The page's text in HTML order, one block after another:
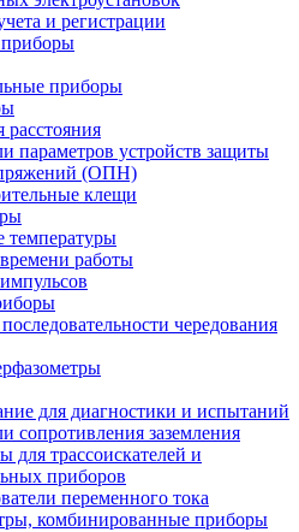
и регистрации
приборы
расстояния
параметров устройств защиты
(ОПН)
клещи
температуры
работы
чередования
для диагностики и испытаний
сопротивления заземления
для трассоискателей и
приборов
переменного тока
комбинированные приборы